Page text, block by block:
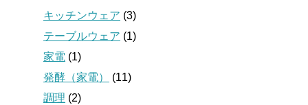
キッチンウェア (3)
テーブルウェア (1)
家電 (1)
発酵（家電）
(11)
調理 (2)